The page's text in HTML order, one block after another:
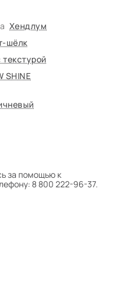
Хендлум
шёлк
SHINE
за помощью к
8 800 222-96-37.